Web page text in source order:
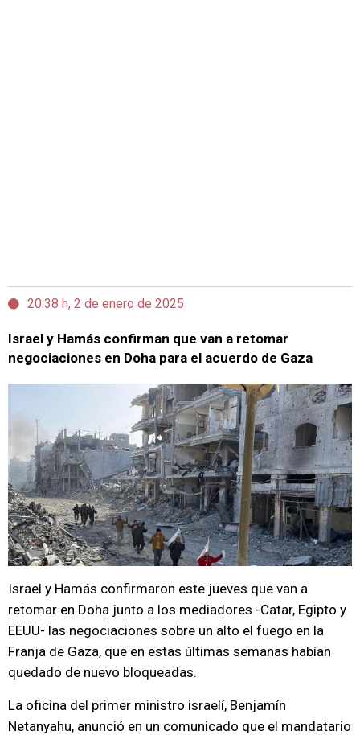
20:38 h, 2 de enero de 2025
Israel y Hamás confirman que van a retomar
negociaciones en Doha para el acuerdo de Gaza
Israel y Hamás confirmaron este jueves que van a
retomar en Doha junto a los mediadores -Catar, Egipto y
EEUU- las negociaciones sobre un alto el fuego en la
Franja de Gaza, que en estas últimas semanas habían
quedado de nuevo bloqueadas.
La oficina del primer ministro israelí, Benjamín
Netanyahu, anunció en un comunicado que el mandatario